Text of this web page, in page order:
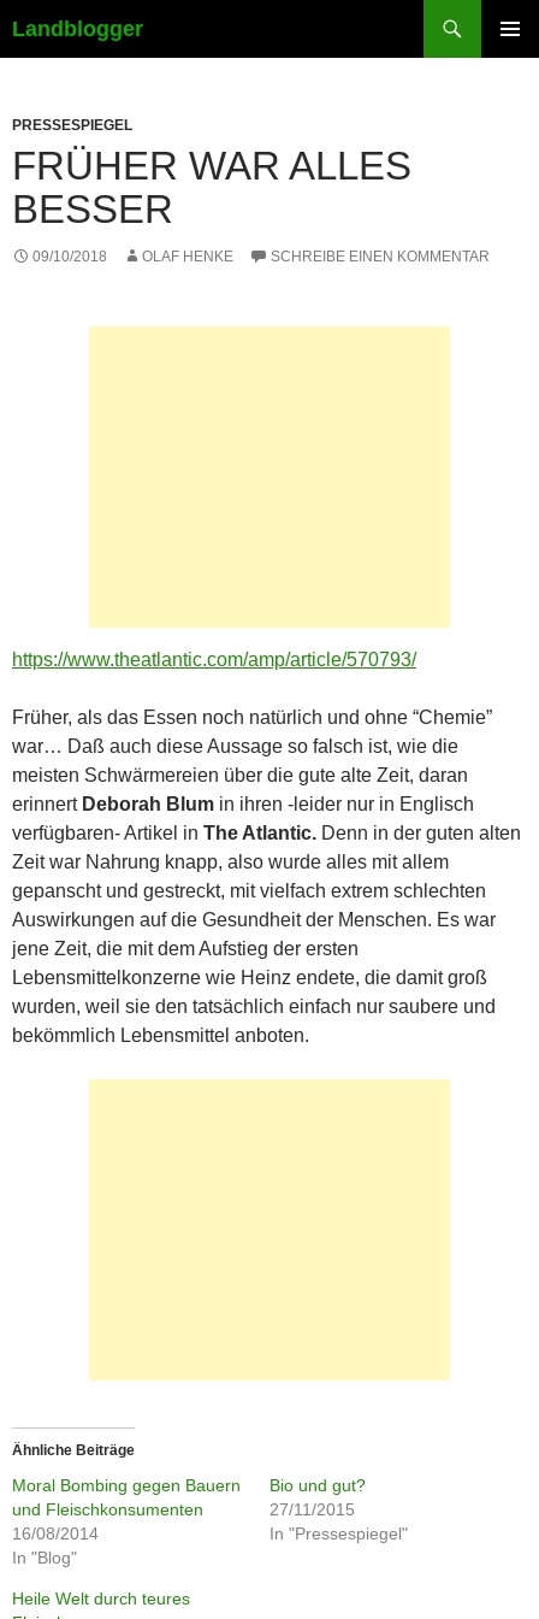
Landblogger
PRESSESPIEGEL
FRÜHER WAR ALLES
BESSER
09/10/2018 OLAF HENKE SCHREIBE EINEN KOMMENTAR
https://www.theatlantic.com/amp/article/570793/
Früher, als das Essen noch natürlich und ohne “Chemie”
war… Daß auch diese Aussage so falsch ist, wie die
meisten Schwärmereien über die gute alte Zeit, daran
erinnert Deborah Blum in ihren -leider nur in Englisch
verfügbaren- Artikel in The Atlantic. Denn in der guten alten
Zeit war Nahrung knapp, also wurde alles mit allem
gepanscht und gestreckt, mit vielfach extrem schlechten
Auswirkungen auf die Gesundheit der Menschen. Es war
jene Zeit, die mit dem Aufstieg der ersten
Lebensmittelkonzerne wie Heinz endete, die damit groß
wurden, weil sie den tatsächlich einfach nur saubere und
bekömmlich Lebensmittel anboten.
Ähnliche Beiträge
Moral Bombing gegen Bauern
und Fleischkonsumenten
16/08/2014
In "Blog"
Bio und gut?
27/11/2015
In "Pressespiegel"
Heile Welt durch teures